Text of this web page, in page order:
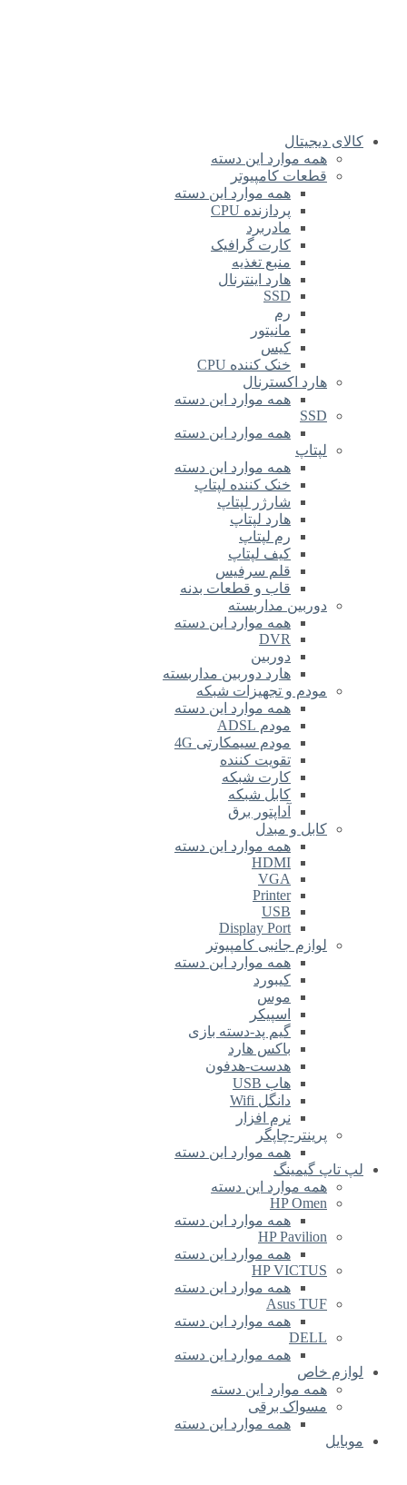
کالای دیجیتال
همه موارد این دسته
قطعات کامپیوتر
همه موارد این دسته
پردازنده CPU
مادربرد
کارت گرافیک
منبع تغذیه
هارد اینترنال
SSD
رم
مانیتور
کیس
خنک کننده CPU
هارد اکسترنال
همه موارد این دسته
SSD
همه موارد این دسته
لپتاپ
همه موارد این دسته
خنک کننده لپتاپ
شارژر لپتاپ
هارد لپتاپ
رم لپتاپ
کیف لپتاپ
قلم سرفیس
قاب و قطعات بدنه
دوربین مداربسته
همه موارد این دسته
DVR
دوربین
هارد دوربین مداربسته
مودم و تجهیزات شبکه
همه موارد این دسته
مودم ADSL
مودم سیمکارتی 4G
تقویت کننده
کارت شبکه
کابل شبکه
آداپتور برق
کابل و مبدل
همه موارد این دسته
HDMI
VGA
Printer
USB
Display Port
لوازم جانبی کامپیوتر
همه موارد این دسته
کیبورد
موس
اسپیکر
گیم پد-دسته بازی
باکس هارد
هدست-هدفون
هاب USB
دانگل Wifi
نرم افزار
پرینتر-چاپگر
همه موارد این دسته
لپ تاپ گیمینگ
همه موارد این دسته
HP Omen
همه موارد این دسته
HP Pavilion
همه موارد این دسته
HP VICTUS
همه موارد این دسته
Asus TUF
همه موارد این دسته
DELL
همه موارد این دسته
لوازم خاص
همه موارد این دسته
مسواک برقی
همه موارد این دسته
موبایل